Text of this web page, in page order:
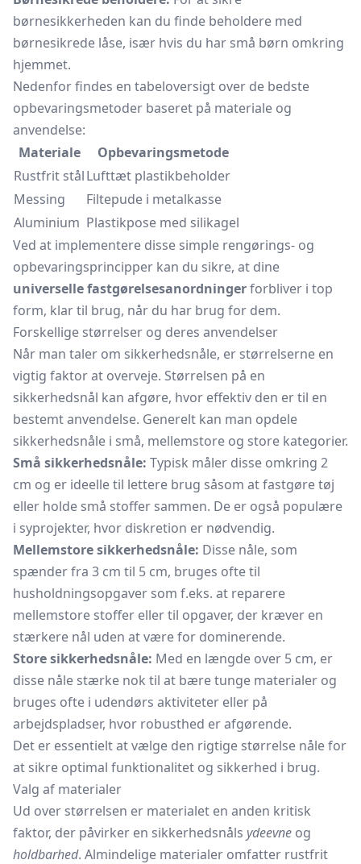
børnesikkerheden kan du finde beholdere med
børnesikrede låse, især hvis du har små børn omkring
hjemmet.
Nedenfor findes en tabeloversigt over de bedste
opbevaringsmetoder baseret på materiale og
anvendelse:
Materiale
Opbevaringsmetode
Rustfrit stålLufttæt plastikbeholder
Messing
Filtepude i metalkasse
Aluminium Plastikpose med silikagel
Ved at implementere disse simple rengørings- og
opbevaringsprincipper kan du sikre, at dine
universelle fastgørelsesanordningerforbliver i top
form, klar til brug, når du har brug for dem.
Forskellige størrelser og deres anvendelser
Når man taler om sikkerhedsnåle, er størrelserne en
vigtig faktor at overveje. Størrelsen på en
sikkerhedsnål kan afgøre, hvor effektiv den er til en
bestemt anvendelse. Generelt kan man opdele
sikkerhedsnåle i små, mellemstore og store kategorier.
Små sikkerhedsnåle: Typisk måler disse omkring 2
cm og er ideelle til lettere brug såsom at fastgøre tøj
eller holde små stoffer sammen. De er også populære
i syprojekter, hvor diskretion er nødvendig.
Mellemstore sikkerhedsnåle: Disse nåle, som
spænder fra 3 cm til 5 cm, bruges ofte til
husholdningsopgaver som f.eks. at reparere
mellemstore stoffer eller til opgaver, der kræver en
stærkere nål uden at være for dominerende.
Store sikkerhedsnåle: Med en længde over 5 cm, er
disse nåle stærke nok til at bære tunge materialer og
bruges ofte i udendørs aktiviteter eller på
arbejdspladser, hvor robusthed er afgørende.
Det er essentielt at vælge den rigtige størrelse nåle for
at sikre optimal funktionalitet og sikkerhed i brug.
Valg af materialer
Ud over størrelsen er materialet en anden kritisk
faktor, der påvirker en sikkerhedsnåls ydeevne og
holdbarhed. Almindelige materialer omfatter rustfrit